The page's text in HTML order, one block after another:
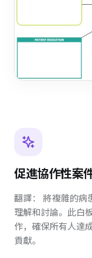
促進協作性案
翻譯： 將複雜的病
理解和討論。此白
作，確保所有人達
貢獻。